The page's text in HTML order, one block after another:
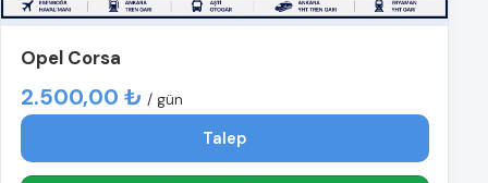
Opel Corsa
2.500,00 ₺ / gün
Talep